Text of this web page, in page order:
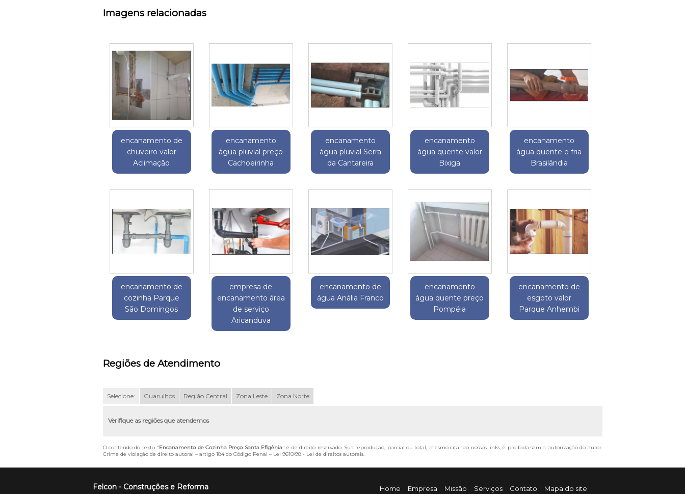
Imagens relacionadas
encanamento de
chuveiro valor
Aclimação
encanamento
água pluvial preço
Cachoeirinha
encanamento
água pluvial Serra
da Cantareira
encanamento
água quente valor
Bixiga
encanamento
água quente e fria
Brasilândia
encanamento de
cozinha Parque
São Domingos
empresa de
encanamento área
de serviço
Aricanduva
encanamento de
água Anália Franco
encanamento
água quente preço
Pompéia
encanamento de
esgoto valor
Parque Anhembi
Regiões de Atendimento
Selecione: Guarulhos Região Central Zona Leste Zona Norte
Verifique as regiões que atendemos
O conteúdo do texto "Encanamento de Cozinha Preço Santa Efigênia" é de direito reservado. Sua reprodução, parcial ou total, mesmo citando nossos links, é proibida sem a autorização do autor.
Crime de violação de direito autoral – artigo 184 do Código Penal – Lei 9610/98 - Lei de direitos autorais.
Felcon - Construções e Reforma Home Empresa Missão Serviços Contato Mapa do site